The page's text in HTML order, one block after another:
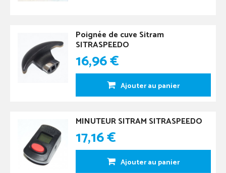
Poignée de cuve Sitram
SITRASPEEDO
16,96 €
Ajouter au panier
MINUTEUR SITRAM SITRASPEEDO
17,16 €
Ajouter au panier